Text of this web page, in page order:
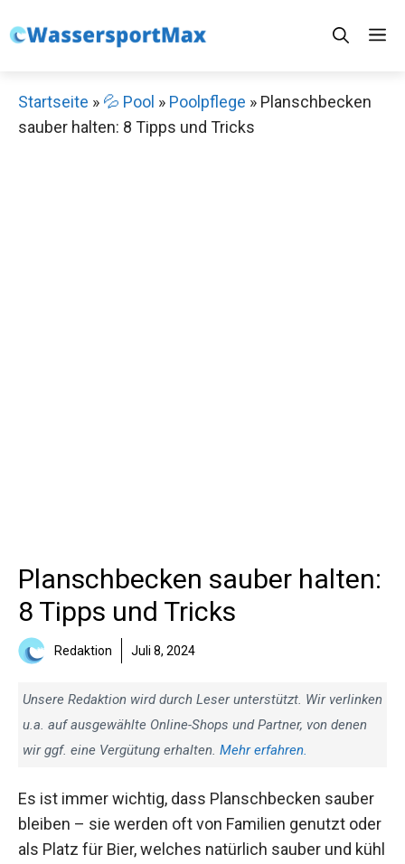
Inhalt
Startseite » 💦 Pool » Poolpflege » Planschbecken
sauber halten: 8 Tipps und Tricks
Planschbecken sauber halten:
8 Tipps und Tricks
Redaktion Juli 8, 2024
Unsere Redaktion wird durch Leser unterstützt. Wir verlinken
u.a. auf ausgewählte Online-Shops und Partner, von denen
wir ggf. eine Vergütung erhalten. Mehr erfahren.
Es ist immer wichtig, dass Planschbecken sauber
bleiben – sie werden oft von Familien genutzt oder
als Platz für Bier, welches natürlich sauber und kühl